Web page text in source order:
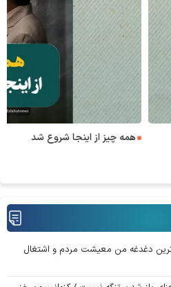
دغدغه من معیشت مردم و اشتغال